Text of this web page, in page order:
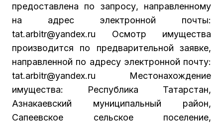
предоставлена по запросу, направленному
на адрес электронной почты:
tat.arbitr@yandex.ru Осмотр имущества
производится по предварительной заявке,
направленной по адресу электронной почту:
tat.arbitr@yandex.ru Местонахождение
имущества: Республика Татарстан,
Азнакаевский муниципальный район,
Сапеевское сельское поселение,